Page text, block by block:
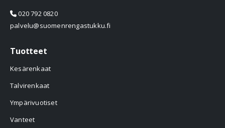
020 792 0820
palvelu@suomenrengastukku.fi
Tuotteet
Kesärenkaat
Talvirenkaat
Ympärivuotiset
Vanteet